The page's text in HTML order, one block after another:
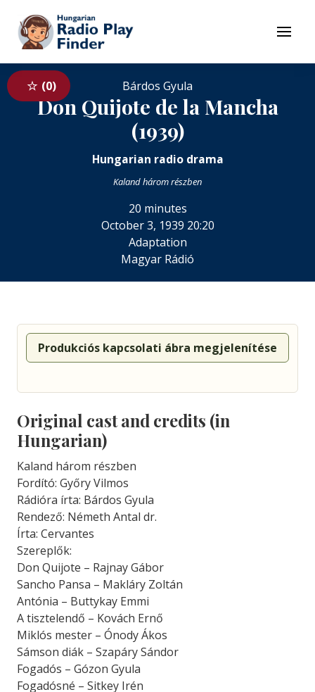
To contents
Menu
0 Bárdos Gyula
Don Quijote de la Mancha
(1939)
Hungarian radio drama
Kaland három részben
20 minutes
October 3, 1939 20:20
Adaptation
Magyar Rádió
Produkciós kapcsolati ábra megjelenítése
Original cast and credits (in
Hungarian)
Kaland három részben
Fordító: Győry Vilmos
Rádióra írta: Bárdos Gyula
Rendező: Németh Antal dr.
Írta: Cervantes
Szereplők:
Don Quijote – Rajnay Gábor
Sancho Pansa – Makláry Zoltán
Antónia – Buttykay Emmi
A tisztelendő – Kovách Ernő
Miklós mester – Ónody Ákos
Sámson diák – Szapáry Sándor
Fogadós – Gózon Gyula
Fogadósné – Sitkey Irén